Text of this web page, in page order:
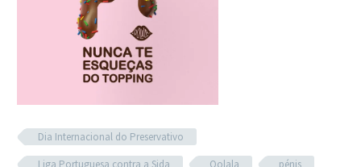
Dia Internacional do Preservativo
Liga Portuguesa contra a Sida
Oolala pénis